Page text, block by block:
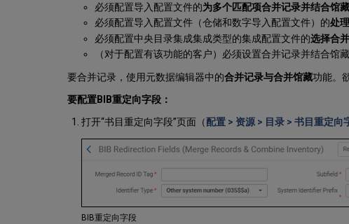
必须配置导入配置文件的为多个匹配项合并记录并结合馆
必须配置导入配置文件（仓储和数字导入配置文件）的处
必须配置中央目录集成集成类型的集成配置文件的选择合
（对于配置有该功能的客户）必须设置合并记录并结合馆
要合并记录，使用元数据编辑器中的合并记录与合并馆藏功能。
要配置BIB重定向字段：
打开“书目重定向字段”页面（配置 > 资源 > 目录 > 书目重定向
BIB重定向字段